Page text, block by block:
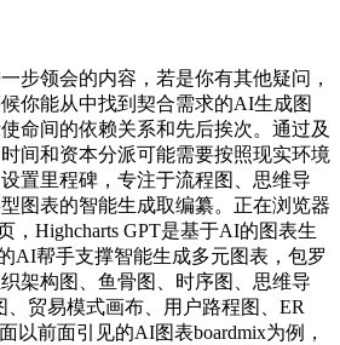
领会的内容，若是你有其他疑问，
你能从中找到契合需求的AI生成图
命间的依赖关系和先后挨次。通过及
间和资本分派可能需要按照现实环境
置里程碑，专注于流程图、思维导
图表的智能生成取编纂。正在浏览器
，Highcharts GPT是基于AI的图表生
AI帮手支撑智能生成多元图表，包罗
架构图、鱼骨图、时序图、思维导
、贸易模式画布、用户路程图、ER
以前面引见的AI图表boardmix为例，